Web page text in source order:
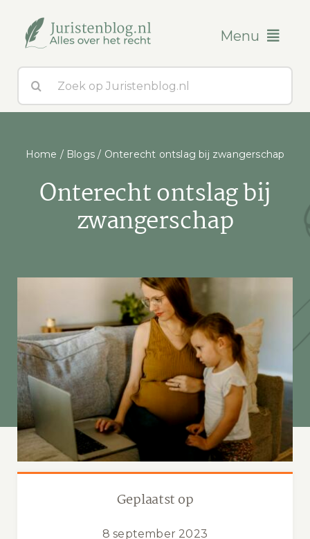
inhoud
Menu
Blogs
naar:
Home / Blogs / Onterecht ontslag bij zwangerschap
Onterecht ontslag bij
zwangerschap
Geplaatst op
8 september 2023